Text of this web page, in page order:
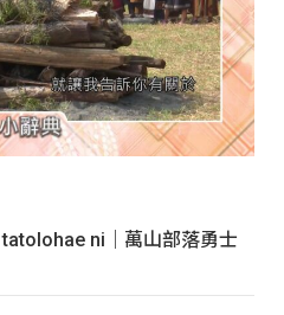
tatolohae ni｜萬山部落勇士